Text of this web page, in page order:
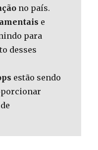
no país.
e
para
desses
estão sendo